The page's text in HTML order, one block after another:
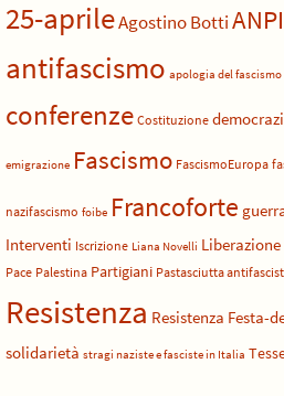
25-aprileAgostino BottiANPI
antifascismo apologia del fascismo
conferenze Costituzione
emigrazione Fascismo FascismoEuropa
nazifascismo foibe Francoforte
Interventi Iscrizione Liana Novelli Liberazione
Pace Palestina Partigiani Pastasciutta
Resistenza Resistenza Festa-
solidarietà stragi naziste e fasciste in Italia